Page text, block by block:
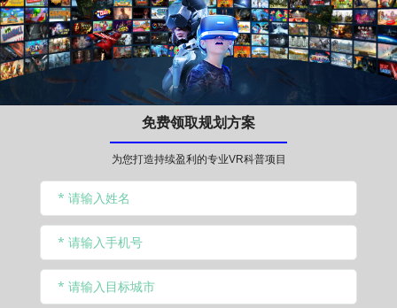
免费领取规划方案
为您打造持续盈利的专业VR科普项目